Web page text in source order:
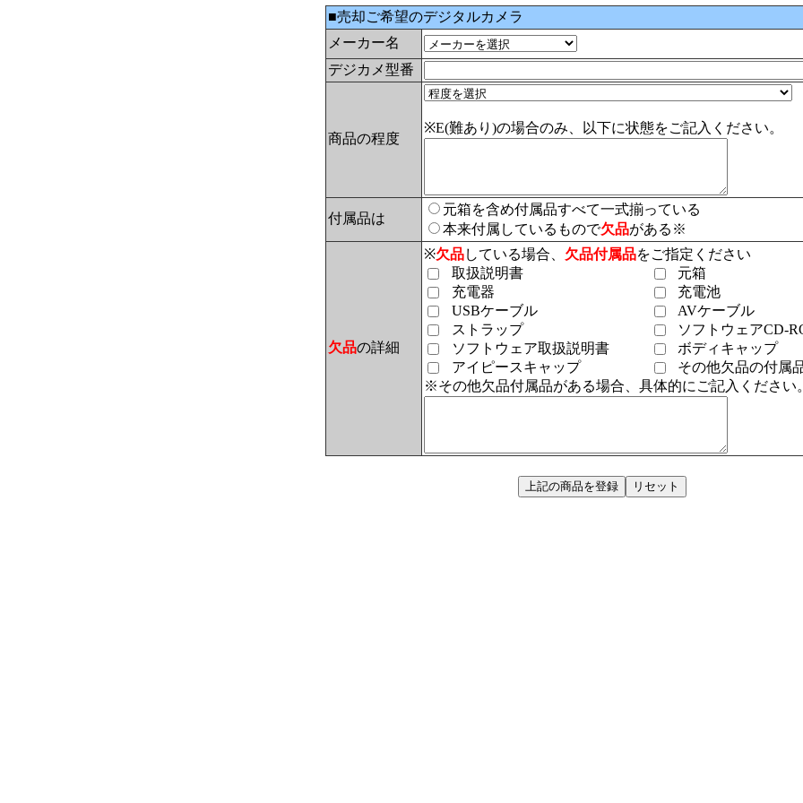
■売却ご希望のデジタルカメラ
メーカー名
デジカメ型番
商品の程度
※E(難あり)の場合のみ、以下に状態をご記入ください。
付属品は
元箱を含め付属品すべて一式揃っている
本来付属しているもので欠品がある※
欠品の詳細
※欠品している場合、 欠品付属品をご指定ください
取扱説明書
元箱
充電器
充電池
USBケーブル
AVケーブル
ストラップ
ソフトウェアCD-
ソフトウェア取扱説明書
ボディキャップ
アイピースキャップ
その他欠品の付属
※その他欠品付属品がある場合、具体的にご記入ください。